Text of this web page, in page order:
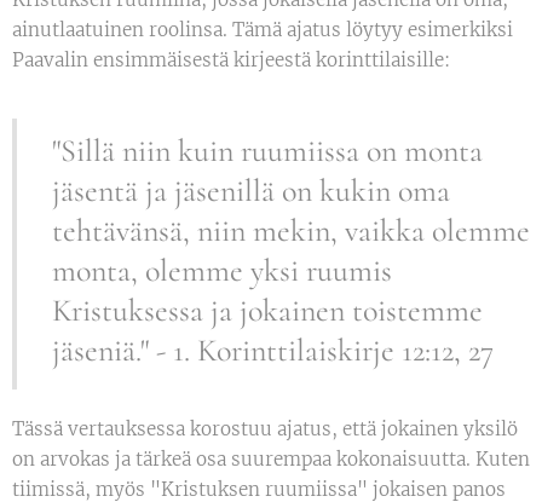
ainutlaatuinen roolinsa. Tämä ajatus löytyy esimerkiksi
Paavalin ensimmäisestä kirjeestä korinttilaisille:
"Sillä niin kuin ruumiissa on monta
jäsentä ja jäsenillä on kukin oma
tehtävänsä, niin mekin, vaikka olemme
monta, olemme yksi ruumis
Kristuksessa ja jokainen toistemme
jäseniä." - 1. Korinttilaiskirje 12:12, 27
Tässä vertauksessa korostuu ajatus, että jokainen yksilö
on arvokas ja tärkeä osa suurempaa kokonaisuutta. Kuten
tiimissä, myös "Kristuksen ruumiissa" jokaisen panos